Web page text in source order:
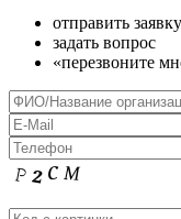
отправить
задать вопрос
«перезвоните